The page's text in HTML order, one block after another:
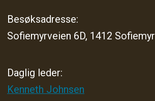
Besøksadresse:
Sofiemyrveien 6D, 1412 Sofiemyr
Daglig leder:
Kenneth Johnsen